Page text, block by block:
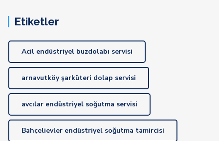
Etiketler
Acil endüstriyel buzdolabı servisi
arnavutköy şarküteri dolap servisi
avcılar endüstriyel soğutma servisi
Bahçelievler endüstriyel soğutma tamircisi